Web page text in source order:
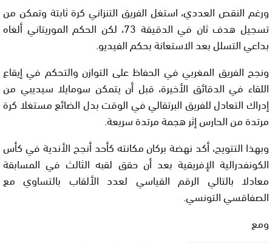
ورغم النقص العددي، استغل الفريق التنزاني كرة ثابتة وتمكن من
تسجيل هدف ثان في الدقيقة 73، لكن الحكم الموريتاني ألغاه
بداعي التسلل بعد الاستعانة بحكم الفيديو.
ونجح الفريق المغربي في الحفاظ على التوازن والتحكم في إيقاع
اللقاء في الدقائق الأخيرة، قبل أن يتمكن سومايلا سيديبي من
إدراك التعادل للفريق البرتقالي في الوقت بدل الضائع مستغلا كرة
مرتدة من الحارس إثر هجمة مرتدة سريعة.
وبهذا التتويج، أكد نهضة بركان مكانته كأحد أنجح الأندية في كأس
الكونفدرالية الإفريقية بعد أن حقق لقبه الثالث في المسابقة
معادلا بالتالي الرقم القياسي لعدد الألقاب بالتساوي مع
الصفاقسي التونسي.
ومع